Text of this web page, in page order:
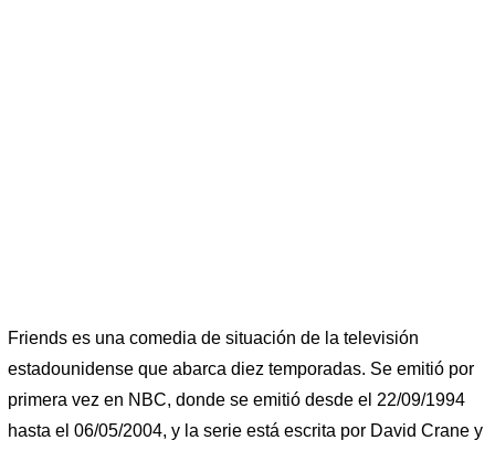
Friends es una comedia de situación de la televisión
estadounidense que abarca diez temporadas. Se emitió por
primera vez en NBC, donde se emitió desde el 22/09/1994
hasta el 06/05/2004, y la serie está escrita por David Crane y